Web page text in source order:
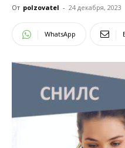
От polzovatel - 24 декабря, 2023
WhatsApp